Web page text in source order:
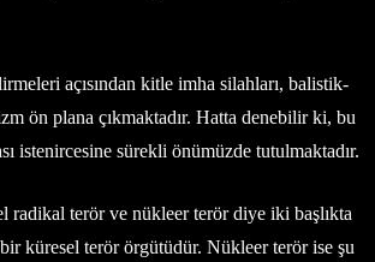
açısından kitle imha silahları, balistik-
ön plana çıkmaktadır. Hatta denebilir ki, bu
istenircesine sürekli önümüzde tutulmaktadır.
radikal terör ve nükleer terör diye iki başlıkta
küresel terör örgütüdür. Nükleer terör ise şu